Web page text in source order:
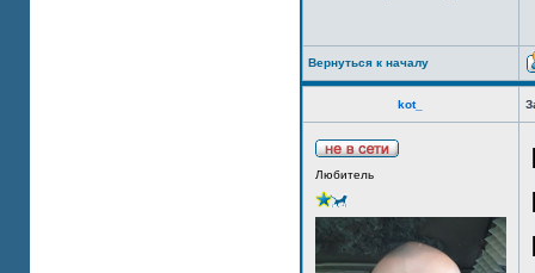
Вернуться к началу
kot_
Любитель